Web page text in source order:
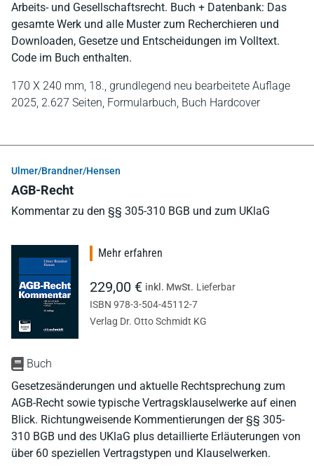
Arbeits- und Gesellschaftsrecht. Buch + Datenbank: Das
gesamte Werk und alle Muster zum Recherchieren und
Downloaden, Gesetze und Entscheidungen im Volltext.
Code im Buch enthalten.
170 X 240 mm, 18., grundlegend neu bearbeitete Auflage
2025, 2.627 Seiten, Formularbuch, Buch Hardcover
Ulmer/Brandner/Hensen
AGB-Recht
Kommentar zu den §§ 305-310 BGB und zum UKlaG
Buch
Gesetzesänderungen und aktuelle Rechtsprechung zum
AGB-Recht sowie typische Vertragsklauselwerke auf einen
Blick. Richtungweisende Kommentierungen der §§ 305-
310 BGB und des UKlaG plus detaillierte Erläuterungen von
über 60 speziellen Vertragstypen und Klauselwerken.
Mehr erfahren
229,00 € inkl. MwSt. Lieferbar
ISBN 978-3-504-45112-7
Verlag Dr. Otto Schmidt KG